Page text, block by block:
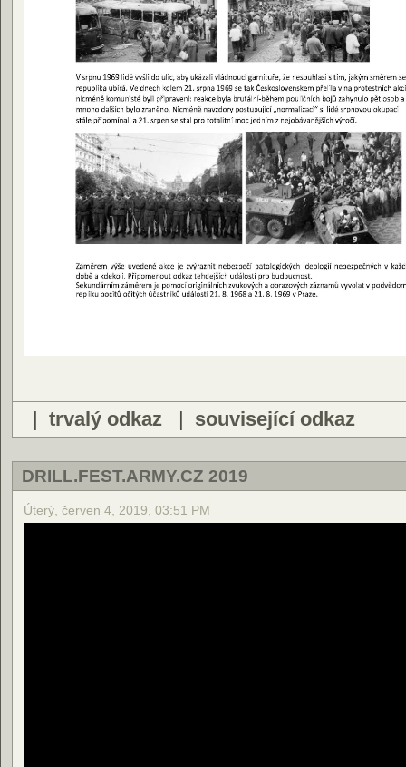
| trvalý odkaz | související odkaz
DRILL.FEST.ARMY.CZ 2019
Úterý, červen 4, 2019, 03:51 PM